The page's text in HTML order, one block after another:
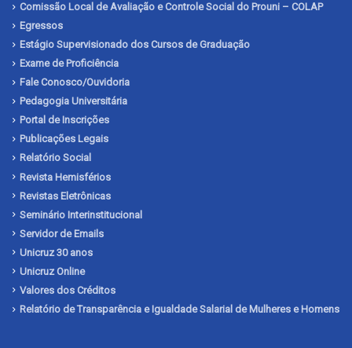
Comissão Local de Avaliação e Controle Social do Prouni – COLAP
Egressos
Estágio Supervisionado dos Cursos de Graduação
Exame de Proficiência
Fale Conosco/Ouvidoria
Pedagogia Universitária
Portal de Inscrições
Publicações Legais
Relatório Social
Revista Hemisférios
Revistas Eletrônicas
Seminário Interinstitucional
Servidor de Emails
Unicruz 30 anos
Unicruz Online
Valores dos Créditos
Relatório de Transparência e Igualdade Salarial de Mulheres e Homens